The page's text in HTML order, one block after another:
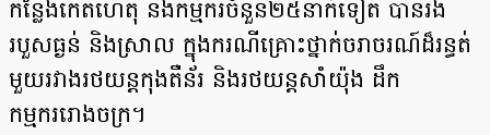
កន្លែងកើតហេតុ និងកម្មករចំនួន២៥នាក់ទៀត បានរង
របួសធ្ងន់ និងស្រាល ក្នុងករណីគ្រោះថ្នាក់ចរាចរណ៍ដ៏រន្ធត់
មួយរវាងរថយន្តកុងតឺន័រ និងរថយន្តសាំយ៉ុង ដឹក
កម្មកររោងចក្រ។